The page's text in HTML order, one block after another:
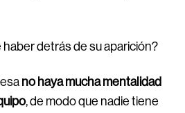
detrás de su aparición?
no haya mucha mentalidad
, de modo que nadie tiene